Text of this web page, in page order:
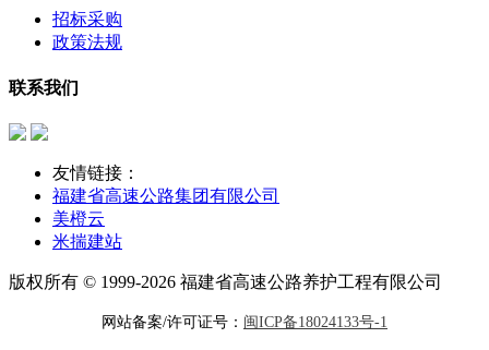
招标采购
政策法规
联系我们
友情链接：
福建省高速公路集团有限公司
美橙云
米揣建站
版权所有 © 1999-2026 福建省高速公路养护工程有限公司
网站备案/许可证号： 闽ICP备18024133号-1